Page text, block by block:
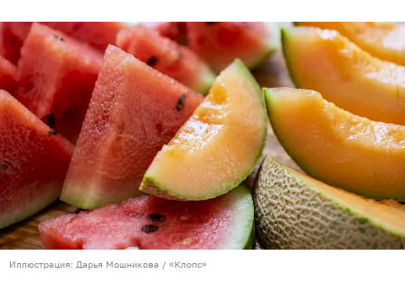
Иллюстрация: Дарья Мошникова / «Клопс»